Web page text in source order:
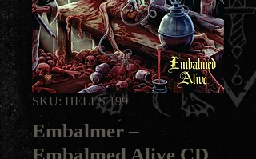
SKU: HELLS 199
Embalmer ‎–
Embalmed Alive CD